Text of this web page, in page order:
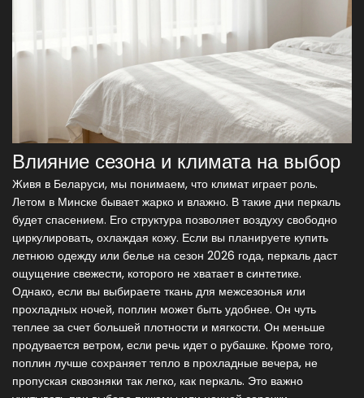
Влияние сезона и климата на выбор
Живя в Беларуси, мы понимаем, что климат играет роль.
Летом в Минске бывает жарко и влажно. В такие дни перкаль
будет спасением. Его структура позволяет воздуху свободно
циркулировать, охлаждая кожу. Если вы планируете купить
летнюю одежду или белье на сезон 2026 года, перкаль даст
ощущение свежести, которого не хватает в синтетике.
Однако, если вы выбираете ткань для межсезонья или
прохладных ночей, поплин может быть удобнее. Он чуть
теплее за счет большей плотности и мягкости. Он меньше
продувается ветром, если речь идет о рубашке. Кроме того,
поплин лучше сохраняет тепло в прохладные вечера, не
пропуская сквозняки так легко, как перкаль. Это важно